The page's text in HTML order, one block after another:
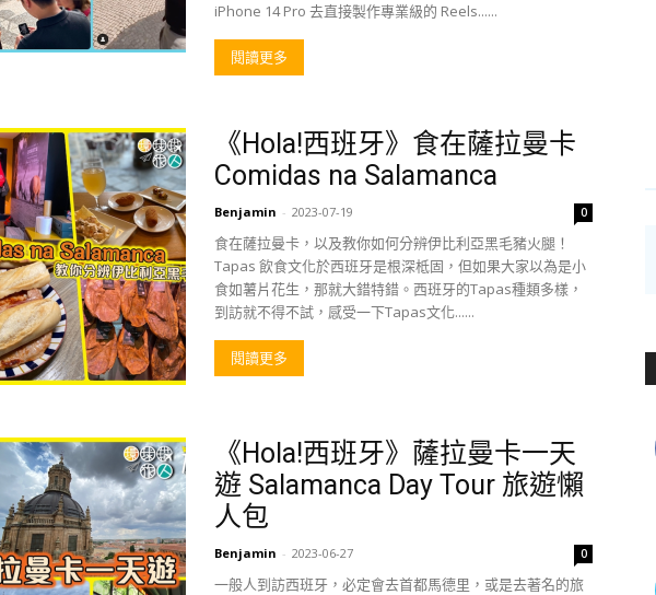
iPhone 14 Pro 去直接製作專業級的 Reels......
閱讀更多
《Hola!西班牙》食在薩拉曼卡
Comidas na Salamanca
Benjamin - 2023-07-19 0
食在薩拉曼卡，以及教你如何分辨伊比利亞黑毛豬火腿！
Tapas 飲食文化於西班牙是根深柢固，但如果大家以為是小
食如薯片花生，那就大錯特錯。西班牙的Tapas種類多樣，
到訪就不得不試，感受一下Tapas文化......
閱讀更多
《Hola!西班牙》薩拉曼卡一天
遊 Salamanca Day Tour 旅遊懶
人包
Benjamin - 2023-06-27 0
一般人到訪西班牙，必定會去首都馬德里，或是去著名的旅